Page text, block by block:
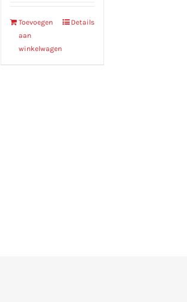
Toevoegen
aan
winkelwagen
Details